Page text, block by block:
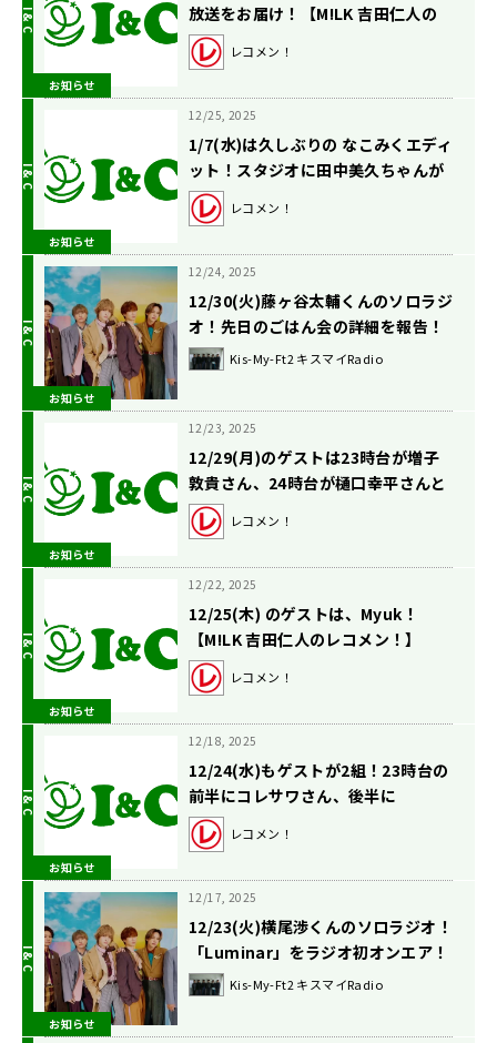
お知らせ
放送をお届け！【M!LK 吉田仁人の
レコメン！】
レコメン！
お知らせ
12/25, 2025
1/7(水)は久しぶりの なこみくエディ
ット！スタジオに田中美久ちゃんが
登場！【矢吹奈子のレコメン！】
レコメン！
お知らせ
12/24, 2025
12/30(火)藤ヶ谷太輔くんのソロラジ
オ！先日のごはん会の詳細を報告！
Kis-My-Ft2 キスマイRadio
お知らせ
12/23, 2025
12/29(月)のゲストは23時台が増子
敦貴さん、24時台が樋口幸平さんと
WATWING 鈴木曉さん！【駒木根葵
汰のレコメン！】
レコメン！
お知らせ
12/22, 2025
12/25(木) のゲストは、Myuk！
【M!LK 吉田仁人のレコメン！】
レコメン！
お知らせ
12/18, 2025
12/24(水)もゲストが2組！23時台の
前半にコレサワさん、後半に
『Girls²』が登場！【矢吹奈子のレ
コメン！】
レコメン！
お知らせ
12/17, 2025
12/23(火)横尾渉くんのソロラジオ！
「Luminar」をラジオ初オンエア！
Kis-My-Ft2 キスマイRadio